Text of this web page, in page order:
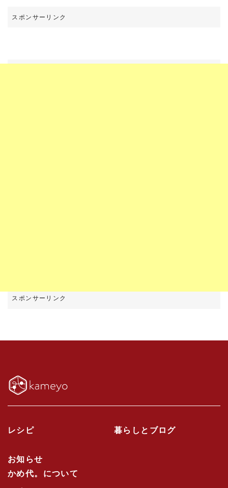
レシピ 暮らしとブログ
お知らせ
かめ代。について